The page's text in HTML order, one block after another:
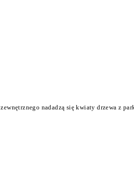
nadadzą się kwiaty drzewa z